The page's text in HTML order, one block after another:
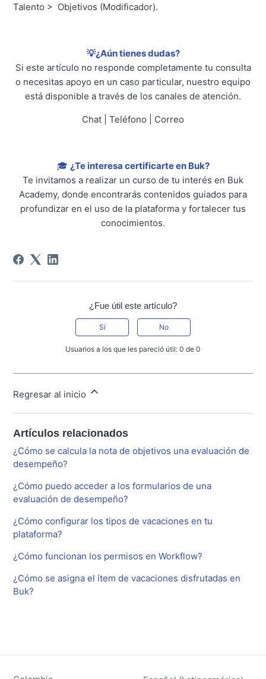
Talento > Objetivos (Modificador).
💡¿Aún tienes dudas?
Si este artículo no responde completamente tu consulta
o necesitas apoyo en un caso particular, nuestro equipo
está disponible a través de los canales de atención.
Chat | Teléfono | Correo
🎓 ¿Te interesa certificarte en Buk?
Te invitamos a realizar un curso de tu interés en Buk
Academy, donde encontrarás contenidos guiados para
profundizar en el uso de la plataforma y fortalecer tus
conocimientos.
¿Fue útil este artículo?
Sí No
Usuarios a los que les pareció útil: 0 de 0
Regresar al inicio
Artículos relacionados
¿Cómo se calcula la nota de objetivos una evaluación de
desempeño?
¿Cómo puedo acceder a los formularios de una
evaluación de desempeño?
¿Cómo configurar los tipos de vacaciones en tu
plataforma?
¿Cómo funcionan los permisos en Workflow?
¿Cómo se asigna el ítem de vacaciones disfrutadas en
Buk?